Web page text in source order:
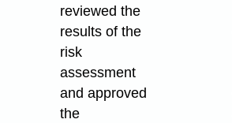
reviewed the
results of the
risk
assessment
and approved
the